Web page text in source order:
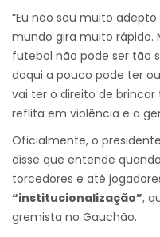
“Eu não sou muito
mundo gira muito rápido.
futebol não pode ser tão
daqui a pouco pode ter
vai ter o direito de
reflita em violência e a
Oficialmente, o
disse que entende
torcedores e até
“institucionalização”,
gremista no Gauchão.